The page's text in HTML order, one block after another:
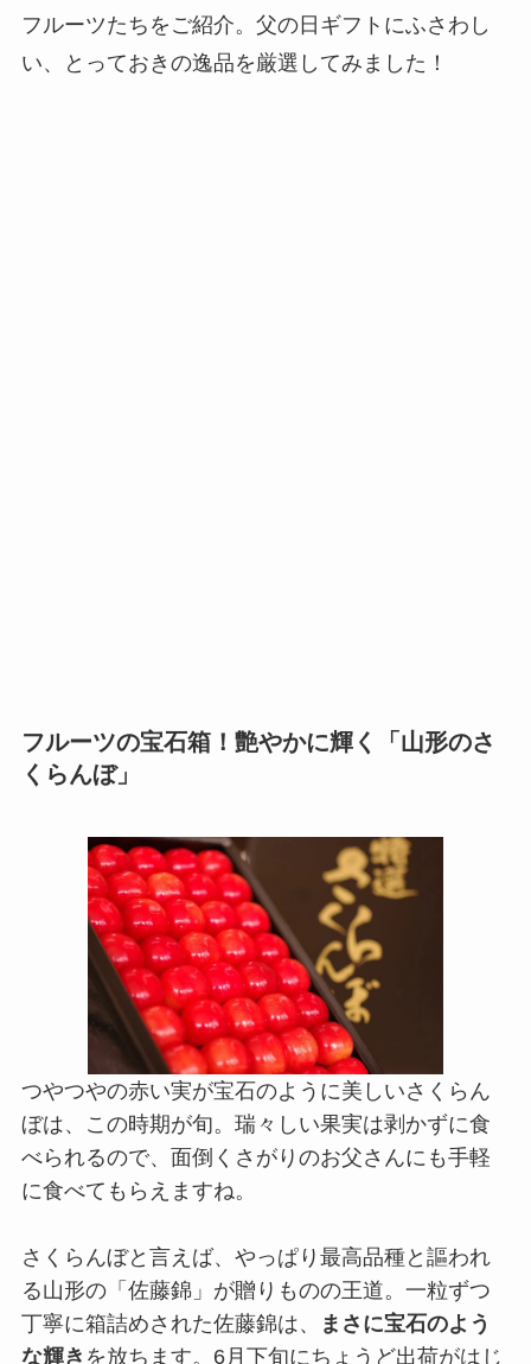
フルーツたちをご紹介。父の日ギフトにふさわし
い、とっておきの逸品を厳選してみました！
フルーツの宝石箱！艶やかに輝く「山形のさ
くらんぼ」
つやつやの赤い実が宝石のように美しいさくらん
ぼは、この時期が旬。瑞々しい果実は剥かずに食
べられるので、面倒くさがりのお父さんにも手軽
に食べてもらえますね。
さくらんぼと言えば、やっぱり最高品種と謳われ
る山形の「佐藤錦」が贈りものの王道。一粒ずつ
丁寧に箱詰めされた佐藤錦は、
まさに宝石のよう
な輝き を放ちます。6月下旬にちょうど出荷がはじ